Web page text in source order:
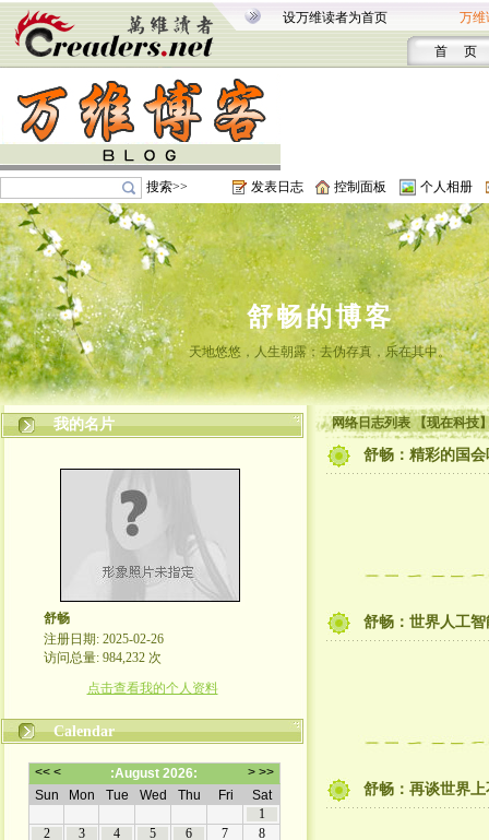
设万维读者为首页 万维
首 页
搜索>> 发表日志 控制面板 个人相册
舒畅的博客
天地悠悠，人生朝露；去伪存真，乐在其中。
我的名片
舒畅
注册日期: 2025-02-26
访问总量: 984,232 次
点击查看我的个人资料
Calendar
网络日志列表 【现在科技
舒畅：精彩的国
舒畅：世界人工
舒畅：再谈世界